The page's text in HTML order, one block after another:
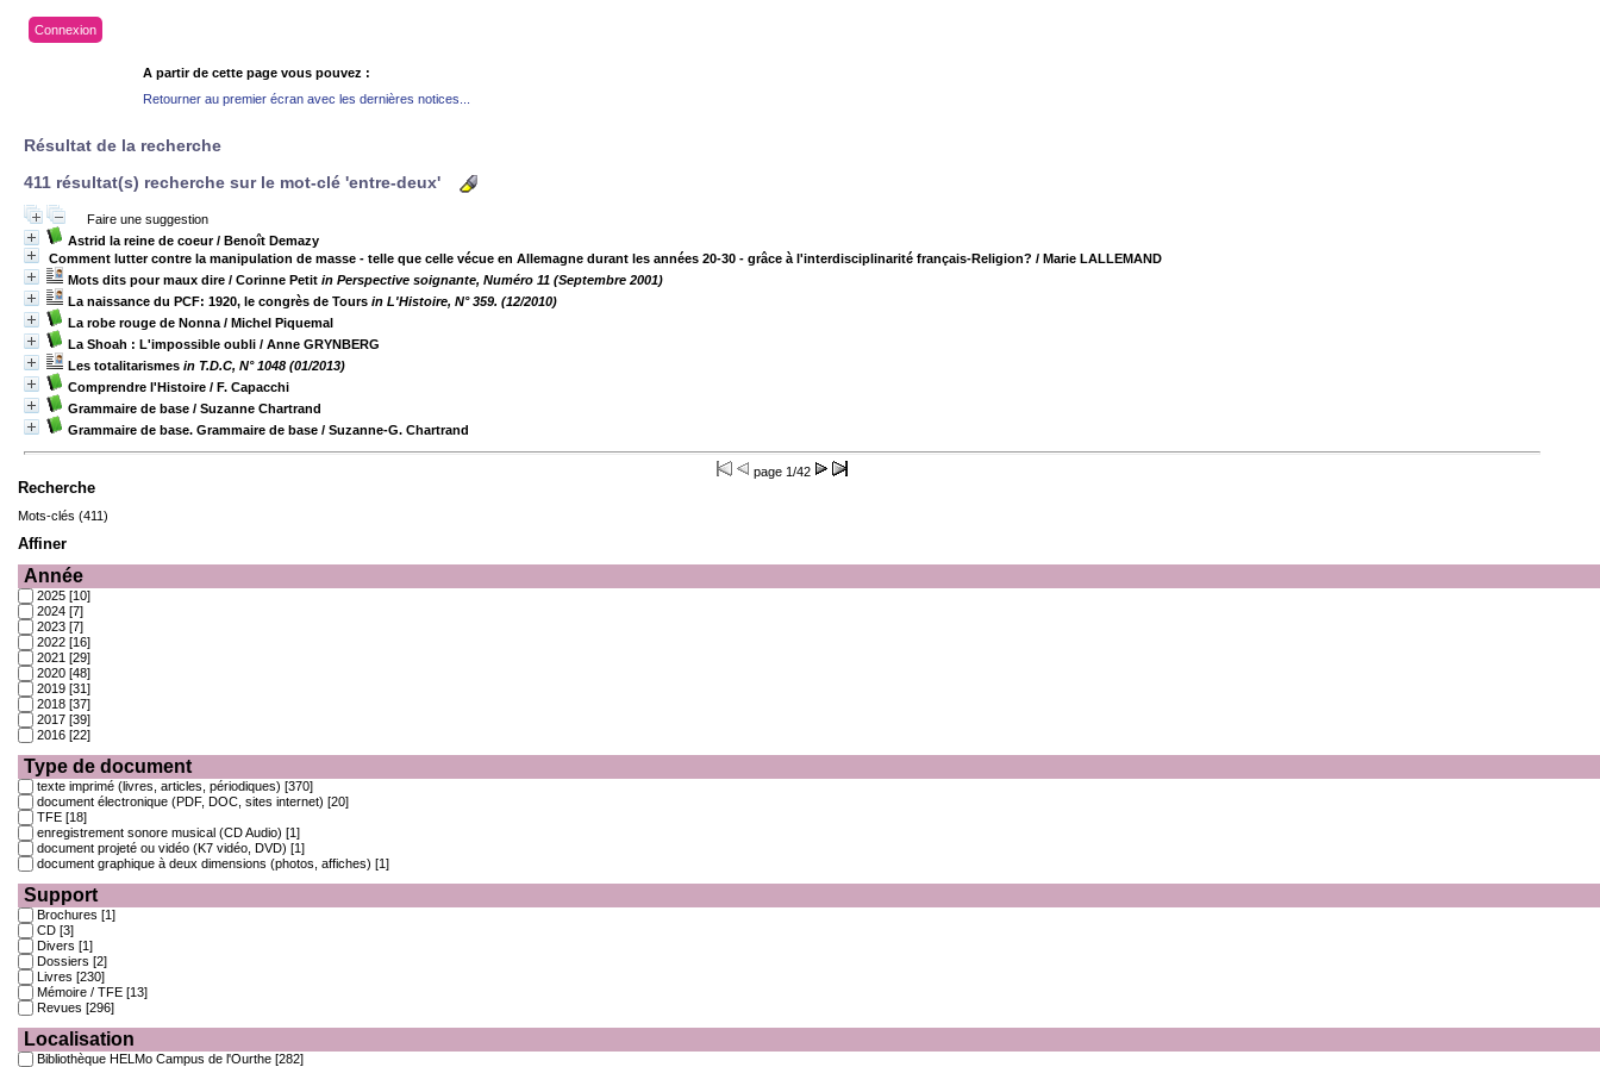
Connexion
A partir de cette page vous pouvez :
Retourner au premier écran avec les dernières notices...
Résultat de la recherche
411 résultat(s) recherche sur le mot-clé 'entre-deux'
Faire une suggestion
Astrid la reine de coeur/ Benoît Demazy
Comment lutter contre la manipulation de masse - telle que celle vécue en Allemagne durant les années 20-30 - grâce à l'interdisciplinarité français-Religion? / Marie LALLEMAND
Mots dits pour maux dire / Corinne Petit in Perspective soignante, Numéro 11 (Septembre 2001)
La naissance du PCF: 1920, le congrès de Tours in L'Histoire, N° 359. (12/2010)
La robe rouge de Nonna / Michel Piquemal
La Shoah : L'impossible oubli / Anne GRYNBERG
Les totalitarismes in T.D.C, N° 1048 (01/2013)
Comprendre l'Histoire / F. Capacchi
Grammaire de base / Suzanne Chartrand
Grammaire de base. Grammaire de base / Suzanne-G. Chartrand
page 1/42
Recherche
Mots-clés (411)
Affiner
Année
2025 [10]
2024 [7]
2023 [7]
2022 [16]
2021 [29]
2020 [48]
2019 [31]
2018 [37]
2017 [39]
2016 [22]
Type de document
texte imprimé (livres, articles, périodiques) [370]
document électronique (PDF, DOC, sites internet) [20]
TFE [18]
enregistrement sonore musical (CD Audio) [1]
document projeté ou vidéo (K7 vidéo, DVD) [1]
document graphique à deux dimensions (photos, affiches) [1]
Support
Brochures [1]
CD [3]
Divers [1]
Dossiers [2]
Livres [230]
Mémoire / TFE [13]
Revues [296]
Localisation
Bibliothèque HELMo Campus de l'Ourthe [282]